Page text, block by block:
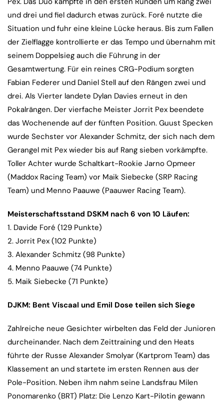
und drei und fiel dadurch etwas zurück. Foré nutzte die
Situation und fuhr eine kleine Lücke heraus. Bis zum Fallen
der Zielflagge kontrollierte er das Tempo und übernahm mit
seinem Doppelsieg auch die Führung in der
Gesamtwertung. Für ein reines CRG-Podium sorgten
Fabian Federer und Daniel Stell auf den Rängen zwei und
drei. Als Vierter landete Dylan Davies erneut in den
Pokalrängen. Der vierfache Meister Jorrit Pex beendete
das Wochenende auf der fünften Position. Guust Specken
wurde Sechster vor Alexander Schmitz, der sich nach dem
Gerangel mit Pex wieder bis auf Rang sieben vorkämpfte.
Toller Achter wurde Schaltkart-Rookie Jarno Opmeer
(Maddox Racing Team) vor Maik Siebecke (SRP Racing
Team) und Menno Paauwe (Paauwer Racing Team).
Meisterschaftsstand DSKM nach 6 von 10 Läufen:
1. Davide Foré (129 Punkte)
2. Jorrit Pex (102 Punkte)
3. Alexander Schmitz (98 Punkte)
4. Menno Paauwe (74 Punkte)
5. Maik Siebecke (71 Punkte)
DJKM: Bent Viscaal und Emil Dose teilen sich Siege
Zahlreiche neue Gesichter wirbelten das Feld der Junioren
durcheinander. Nach dem Zeittraining und den Heats
führte der Russe Alexander Smolyar (Kartprom Team) das
Klassement an und startete im ersten Rennen aus der
Pole-Position. Neben ihm nahm seine Landsfrau Milen
Ponomarenko (BRT) Platz: Die Lenzo Kart-Pilotin gewann